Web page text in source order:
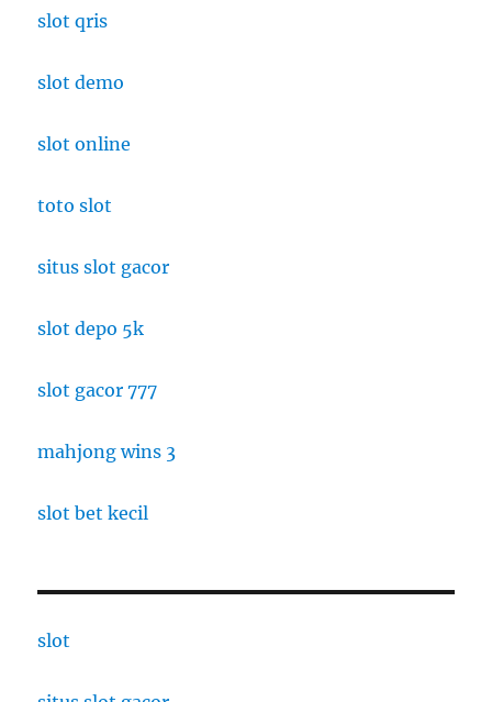
slot qris
slot demo
slot online
toto slot
situs slot gacor
slot depo 5k
slot gacor 777
mahjong wins 3
slot bet kecil
slot